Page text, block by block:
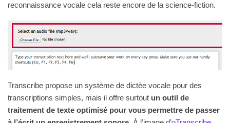
reconnaissance vocale cela reste encore de la science-fiction.
Transcribe propose un système de dictée vocale pour des
transcriptions simples, mais il offre surtout un outil de
traitement de texte optimisé pour vous permettre de passer